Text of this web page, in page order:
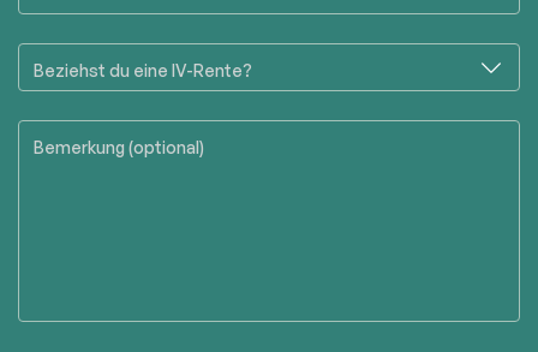
Beziehst du eine IV-Rente?
Bemerkung (optional)